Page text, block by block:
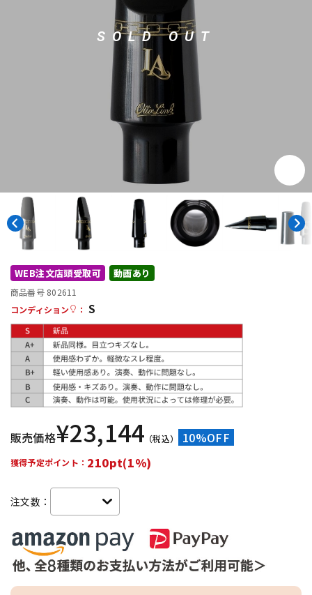
キーボード 電子ピアノ
DTM オンライン納品 レコーディング機器
配信/ライブ機器
中古 ヴィンテージ
SOLD OUT
WEB注文店頭受取可 動画あり
商品番号 802611
コンディション
： S
販売価格¥23,144 （税込） 10%OFF
獲得予定ポイント： 210pt(1%)
注文数：